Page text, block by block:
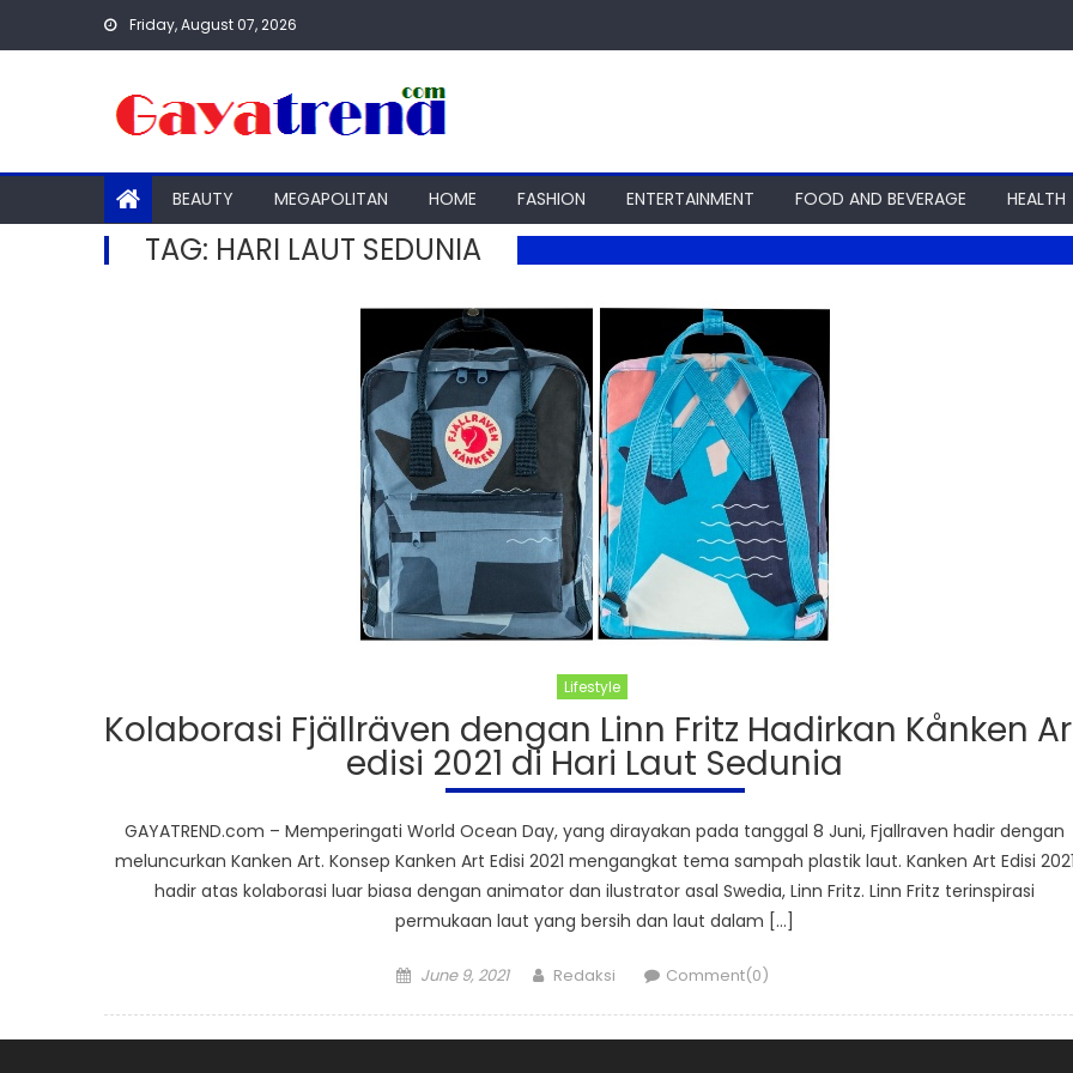
Friday, August 07, 2026
BEAUTY MEGAPOLITAN HOME FASHION ENTERTAINMENT FOOD AND BEVERAGE HEALTH
TAG: HARI LAUT SEDUNIA
Lifestyle
Kolaborasi Fjällräven dengan Linn Fritz Hadirkan Kånken
edisi 2021 di Hari Laut Sedunia
GAYATREND.com – Memperingati World Ocean Day, yang dirayakan pada tanggal 8 Juni, Fjallraven hadir dengan
meluncurkan Kanken Art. Konsep Kanken Art Edisi 2021 mengangkat tema sampah plastik laut. Kanken Art Edisi
hadir atas kolaborasi luar biasa dengan animator dan ilustrator asal Swedia, Linn Fritz. Linn Fritz terinspirasi
permukaan laut yang bersih dan laut dalam […]
Posted
June 9, 2021 Author
Redaksi Comment(0)